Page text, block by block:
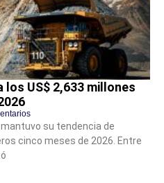
los US$ 2,633 millones
mantuvo su tendencia de
cinco meses de 2026. Entre